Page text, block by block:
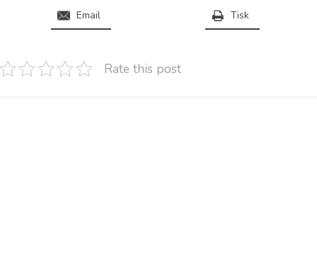
Email Tisk
Rate this post